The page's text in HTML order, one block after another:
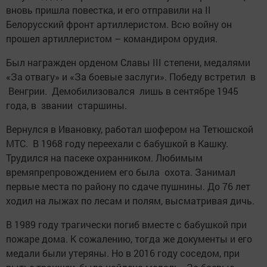
вновь пришла повестка, и его отправили на II
Белорусский фронт артиллеристом. Всю войну он
прошел артиллеристом – командиром орудия.
Был награжден орденом Славы III степени, медалями
«За отвагу» и «За боевые заслуги». ­Победу встретил в
Венгрии. Демобилизовался лишь в сентябре 1945
года, в звании старшины.
Вернулся в Ивановку, работал шофером на Тетюшской
МТС. В 1968 году переехали с бабушкой в Кашку.
Трудился на ­пасеке ­охранником. Любимым
времяпрепровождением его была охота. Занимал
первые места по району по сдаче пушнины. До 76 лет
ходил на лыжах по лесам и полям, высматривая дичь.
В 1989 году трагически погиб вместе с бабушкой при
пожаре дома. К сожалению, тогда же документы и его
медали были утеряны. Но в 2016 году соседом, при